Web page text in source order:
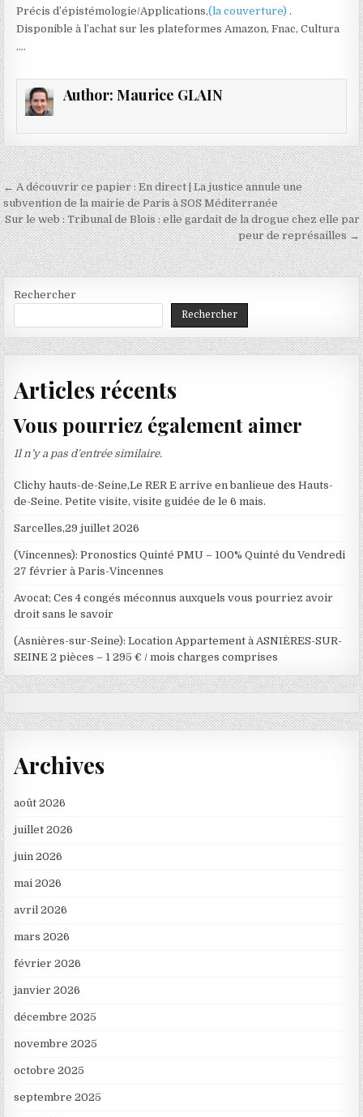
Précis d’épistémologie/Applications,(la couverture).
Disponible à l’achat sur les plateformes Amazon, Fnac, Cultura
….
Author: Maurice GLAIN
Navigation
de
l’article
← A découvrir ce papier : En direct | La justice annule une
subvention de la mairie de Paris à SOS Méditerranée
Sur le web : Tribunal de Blois : elle gardait de la drogue chez elle par
peur de représailles →
Rechercher
Rechercher
Articles récents
Vous pourriez également aimer
Il n’y a pas d’entrée similaire.
Clichy hauts-de-Seine,Le RER E arrive en banlieue des Hauts-
de-Seine. Petite visite, visite guidée de le 6 mais.
Sarcelles,29 juillet 2026
(Vincennes): Pronostics Quinté PMU – 100% Quinté du Vendredi
27 février à Paris-Vincennes
Avocat; Ces 4 congés méconnus auxquels vous pourriez avoir
droit sans le savoir
(Asnières-sur-Seine): Location Appartement à ASNIÈRES-SUR-
SEINE 2 pièces – 1 295 € / mois charges comprises
Archives
août 2026
juillet 2026
juin 2026
mai 2026
avril 2026
mars 2026
février 2026
janvier 2026
décembre 2025
novembre 2025
octobre 2025
septembre 2025